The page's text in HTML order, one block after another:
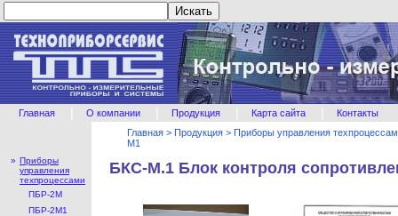
Главная О компании Продукция Карта сайта Контакты
» Приборы
управления
техпроцессами
ПБР-2М
ПБР-2М1
Главная > Продукция > Приборы управления
М1
БКС-М.1 Блок контроля